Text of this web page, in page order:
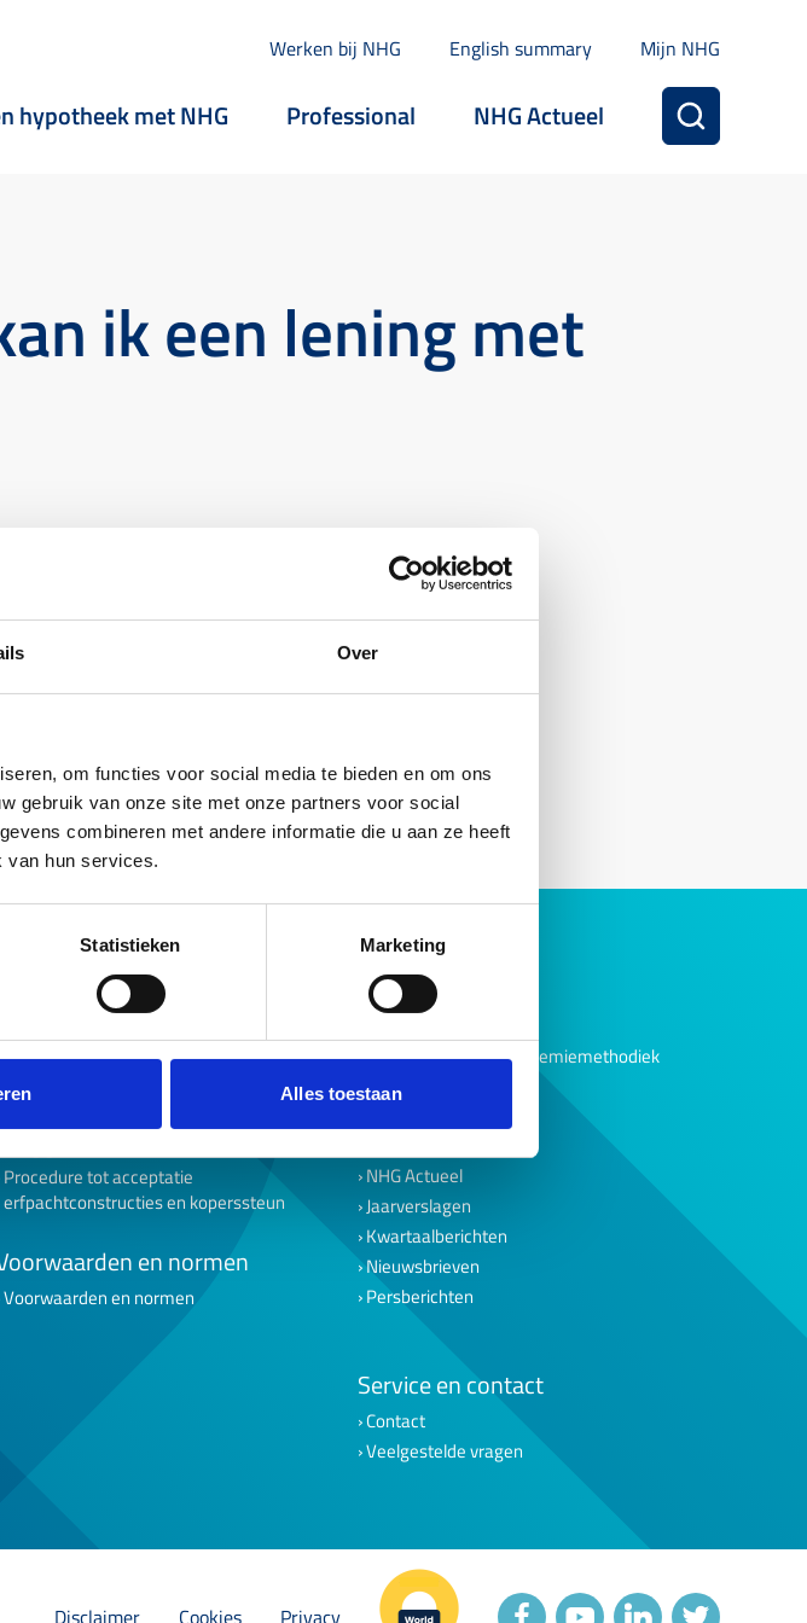
Over
om functies voor social media te bieden en om ons
gebruik van onze site met onze partners voor social
combineren met andere informatie die u aan ze heeft
van hun services.
Statistieken Marketing
Alles toestaan
Werken bij NHG English summary Mijn NHG
hypotheek met NHG Professional NHG Actueel
ik een lening met
gaan om
De voorwaarden
‘
Download & tools
Werkgeversverklaring NHG
Keuzehulp inkomen
NHG toets
Procedure tot acceptatie
erfpachtconstructies en koperssteun
en normen
Voorwaarden en normen
Over ons
Ons verhaal
Evaluaties borgtochtpremiemethodiek
English summary
NHG Actueel
Jaarverslagen
Kwartaalberichten
Nieuwsbrieven
Persberichten
Service en contact
Contact
Veelgestelde vragen
Disclaimer Cookies Privacy